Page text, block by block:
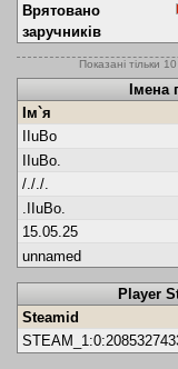
Врятовано
заручників
Показані тільки
Імена
Ім`я
IIuBo
IIuBo.
/././.
.IIuBo.
15.05.25
unnamed
Player
Steamid